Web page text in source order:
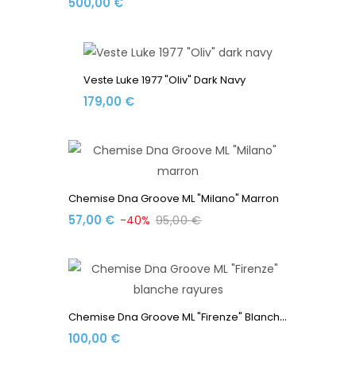
Veste Luke 1977 "Oliv" Dark Navy
179,00 €
Chemise Dna Groove ML "Milano" Marron
57,00 € -40% 95,00 €
C
Hemise Dna Groove ML "Firenze" Blanche Rayures
100,00 €